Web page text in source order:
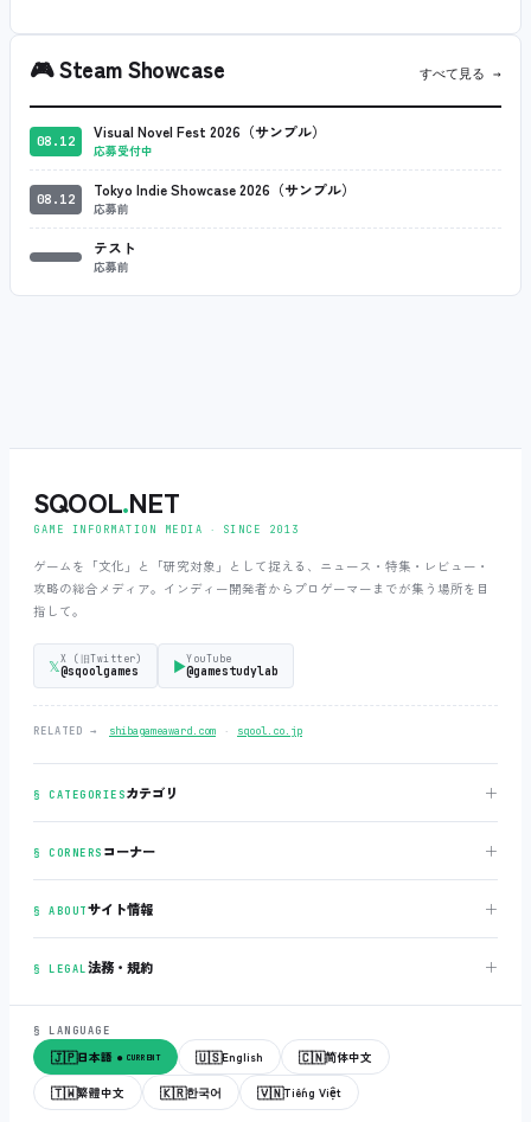
🎮Steam Showcase すべて見る →
08.12 Visual Novel Fest 2026（サンプル）
応募受付中
08.12 Tokyo Indie Showcase 2026（サンプル）
応募前
テスト
応募前
SQOOL.NET
GAME INFORMATION MEDIA ‧ SINCE 2013
ゲームを「文化」と「研究対象」として捉える、ニュース・特集・レビュー・
攻略の総合メディア。インディー開発者からプロゲーマーまでが集う場所を目
指して。
𝕏X (旧Twitter)
@sqoolgames ▶YouTube
@gamestudylab
RELATED → shibagameaward.com ‧ sqool.co.jp
§ CATEGORIESカテゴリ ＋
§ CORNERS コーナー ＋
§ ABOUTサイト情報 ＋
§ LEGAL法務・規約 ＋
§ LANGUAGE
🇯🇵日本語 ● CURRENT 🇺🇸English 🇨🇳简体中文
🇹🇼繁體中文 🇰🇷한국어 🇻🇳Tiếng Việt